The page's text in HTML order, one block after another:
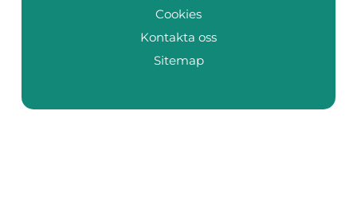
Cookies
Kontakta oss
Sitemap